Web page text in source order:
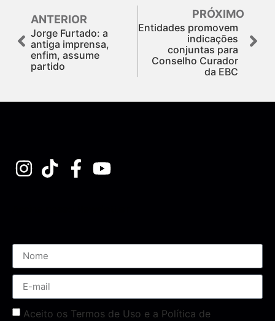
ANTERIOR
Jorge Furtado: a
antiga imprensa,
enfim, assume
partido
PRÓXIMO
Entidades promovem
indicações
conjuntas para
Conselho Curador
da EBC
Aceito os Termos de Uso e a Política de